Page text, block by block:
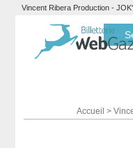
Vincent Ribera Production -
Accueil >